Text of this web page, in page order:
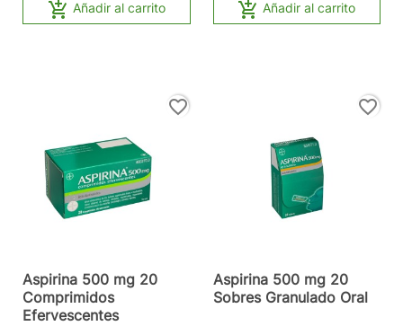
 Añadir al carrito  Añadir al carrito
favorite_border
Aspirina 500 mg 20
Comprimidos
Efervescentes
favorite_border
Aspirina 500 mg 20
Sobres Granulado Oral